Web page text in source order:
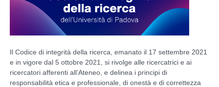
Il Codice di integrità della ricerca, emanato il 17 settembre 2021
e in vigore dal 5 ottobre 2021, si rivolge alle ricercatrici e ai
ricercatori afferenti all’Ateneo, e delinea i principi di
responsabilità etica e professionale, di onestà e di correttezza